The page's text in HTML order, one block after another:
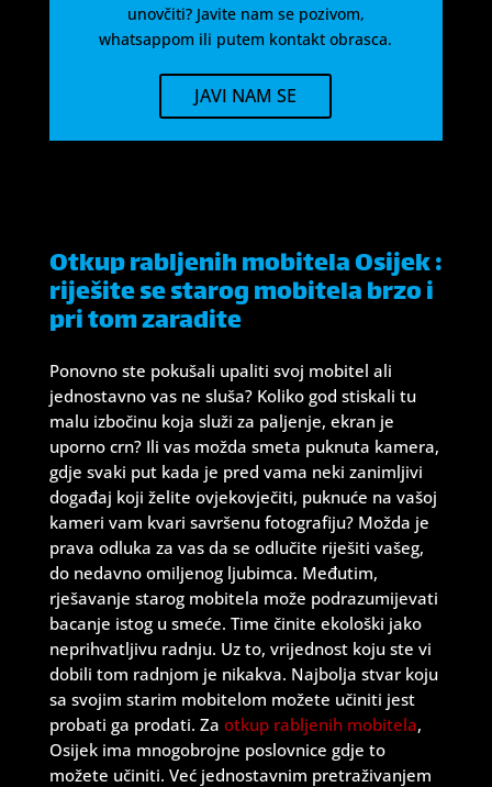
unovčiti? Javite nam se pozivom,
whatsappom ili putem kontakt obrasca.
JAVI NAM SE
Otkup rabljenih mobitela Osijek :
riješite se starog mobitela brzo i
pri tom zaradite
Ponovno ste pokušali upaliti svoj mobitel ali
jednostavno vas ne sluša? Koliko god stiskali tu
malu izbočinu koja služi za paljenje, ekran je
uporno crn? Ili vas možda smeta puknuta kamera,
gdje svaki put kada je pred vama neki zanimljivi
događaj koji želite ovjekovječiti, puknuće na vašoj
kameri vam kvari savršenu fotografiju? Možda je
prava odluka za vas da se odlučite riješiti vašeg,
do nedavno omiljenog ljubimca. Međutim,
rješavanje starog mobitela može podrazumijevati
bacanje istog u smeće. Time činite ekološki jako
neprihvatljivu radnju. Uz to, vrijednost koju ste vi
dobili tom radnjom je nikakva. Najbolja stvar koju
sa svojim starim mobitelom možete učiniti jest
probati ga prodati. Za otkup rabljenih mobitela,
Osijek ima mnogobrojne poslovnice gdje to
možete učiniti. Već jednostavnim pretraživanjem